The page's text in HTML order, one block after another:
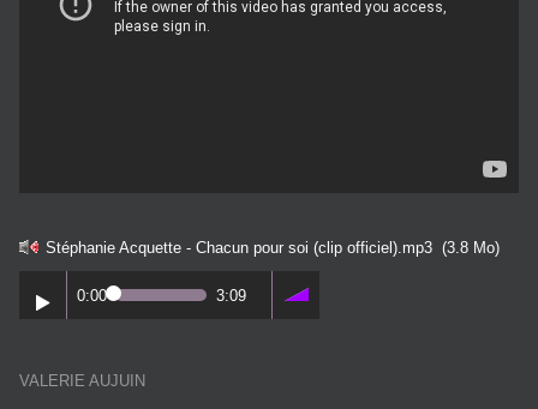
Stéphanie Acquette - Chacun pour soi (clip officiel).mp3 (3.8 Mo)
0:00 3:09
VALERIE AUJUIN